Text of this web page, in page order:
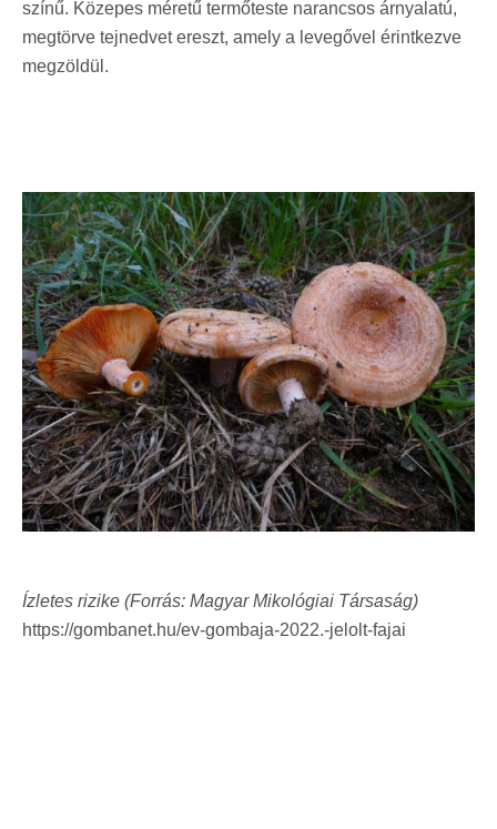
színű. Közepes méretű termőteste narancsos árnyalatú,
megtörve tejnedvet ereszt, amely a levegővel érintkezve
megzöldül.
Ízletes rizike (Forrás: Magyar Mikológiai Társaság)
https://gombanet.hu/ev-gombaja-2022.-jelolt-fajai